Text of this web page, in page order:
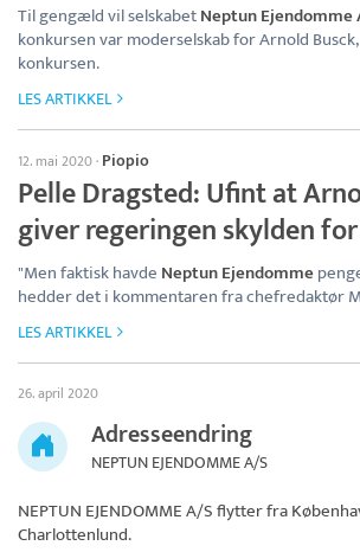
Til gengæld vil selskabetNeptun Ejendomme
konkursen var moderselskab for Arnold
konkursen.
LES ARTIKKEL
12. mai 2020· Piopio
Pelle Dragsted: Ufint at
giver regeringen skylden
"Men faktisk havde Neptun Ejendomme
hedder det i kommentaren fra chefredaktør
LES ARTIKKEL
26. april 2020
Adresseendring
NEPTUN EJENDOMME A/S
NEPTUN EJENDOMME A/Sflytter fra
Charlottenlund.